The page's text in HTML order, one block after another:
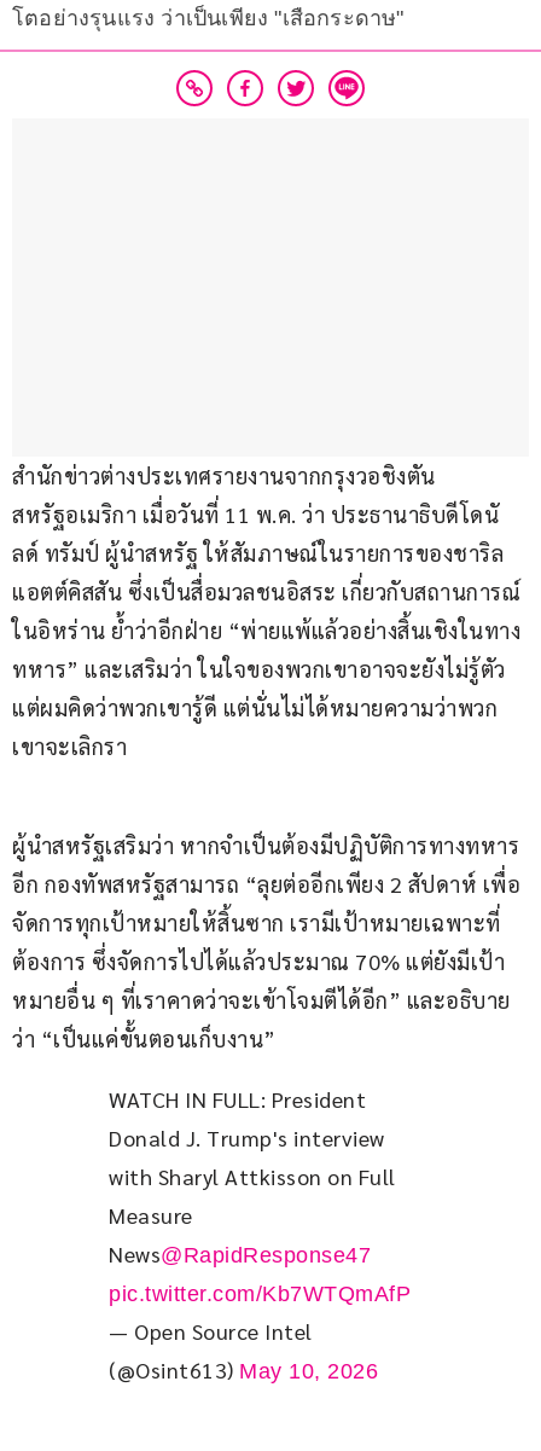
โตอย่างรุนแรง ว่าเป็นเพียง "เสือกระดาษ"
สำนักข่าวต่างประเทศรายงานจากกรุงวอชิงตัน
สหรัฐอเมริกา เมื่อวันที่ 11 พ.ค. ว่า ประธานาธิบดีโดนั
ลด์ ทรัมป์ ผู้นำสหรัฐ ให้สัมภาษณ์ในรายการของชาริล
แอตต์คิสสัน ซึ่งเป็นสื่อมวลชนอิสระ เกี่ยวกับสถานการณ์
ในอิหร่าน ย้ำว่าอีกฝ่าย “พ่ายแพ้แล้วอย่างสิ้นเชิงในทาง
ทหาร” และเสริมว่า ในใจของพวกเขาอาจจะยังไม่รู้ตัว
แต่ผมคิดว่าพวกเขารู้ดี แต่นั่นไม่ได้หมายความว่าพวก
เขาจะเลิกรา
ผู้นำสหรัฐเสริมว่า หากจำเป็นต้องมีปฏิบัติการทางทหาร
อีก กองทัพสหรัฐสามารถ “ลุยต่ออีกเพียง 2 สัปดาห์ เพื่อ
จัดการทุกเป้าหมายให้สิ้นซาก เรามีเป้าหมายเฉพาะที่
ต้องการ ซึ่งจัดการไปได้แล้วประมาณ 70% แต่ยังมีเป้า
หมายอื่น ๆ ที่เราคาดว่าจะเข้าโจมตีได้อีก” และอธิบาย
ว่า “เป็นแค่ขั้นตอนเก็บงาน”
WATCH IN FULL: President
Donald J. Trump's interview
with Sharyl Attkisson on Full
Measure
News@RapidResponse47
pic.twitter.com/Kb7WTQmAfP
— Open Source Intel
(@Osint613) May 10, 2026